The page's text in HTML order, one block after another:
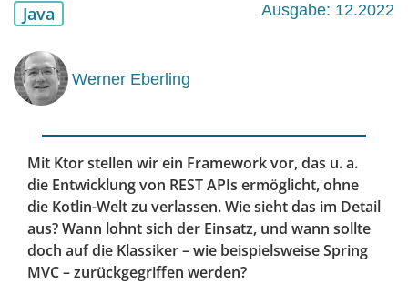
Java Ausgabe: 12.2022
Werner Eberling
Mit Ktor stellen wir ein Framework vor, das u. a.
die Entwicklung von REST APIs ermöglicht, ohne
die Kotlin-Welt zu verlassen. Wie sieht das im Detail
aus? Wann lohnt sich der Einsatz, und wann sollte
doch auf die Klassiker – wie beispielsweise Spring
MVC – zurückgegriffen werden?